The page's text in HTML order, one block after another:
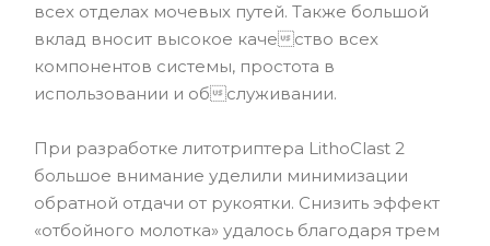
всех отделах мочевых путей. Также большой
вклад вносит высокое качество всех
компонентов системы, простота в
использовании и обслуживании.
При разработке литотриптера LithoClast 2
большое внимание уделили минимизации
обратной отдачи от рукоятки. Снизить эффект
«отбойного молотка» удалось благодаря трем